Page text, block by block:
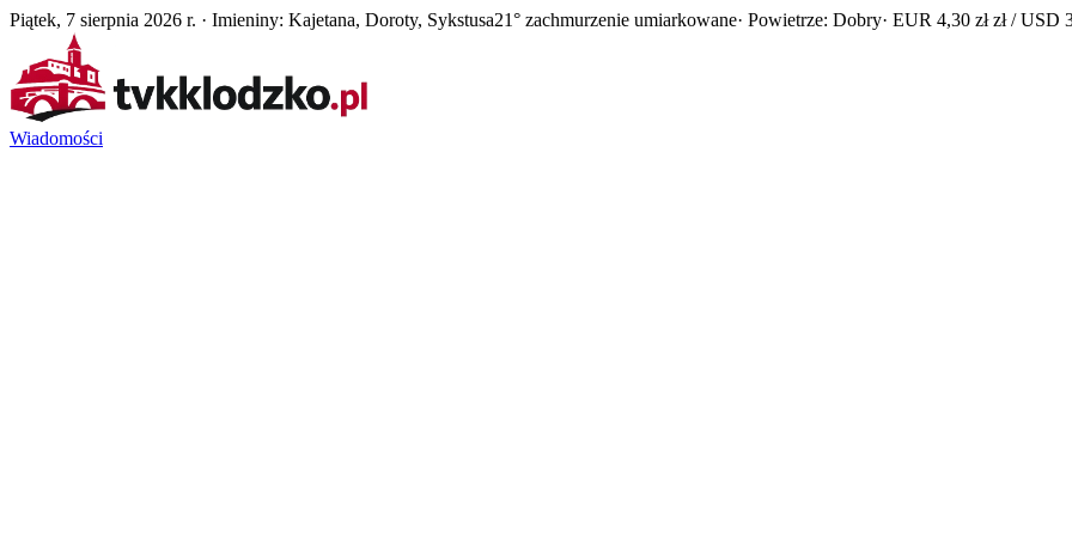
Piątek, 7 sierpnia 2026 r. · Imieniny: Kajetana, Doroty, Sykstusa21° zachmurzenie umiarkowane· Powietrze: Dobry· EUR 4,30 zł zł / USD
Wiadomości